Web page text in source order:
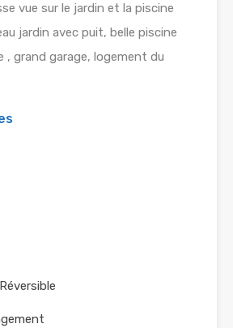
vue sur le jardin et la piscine
jardin avec puit, belle piscine
, grand garage, logement du